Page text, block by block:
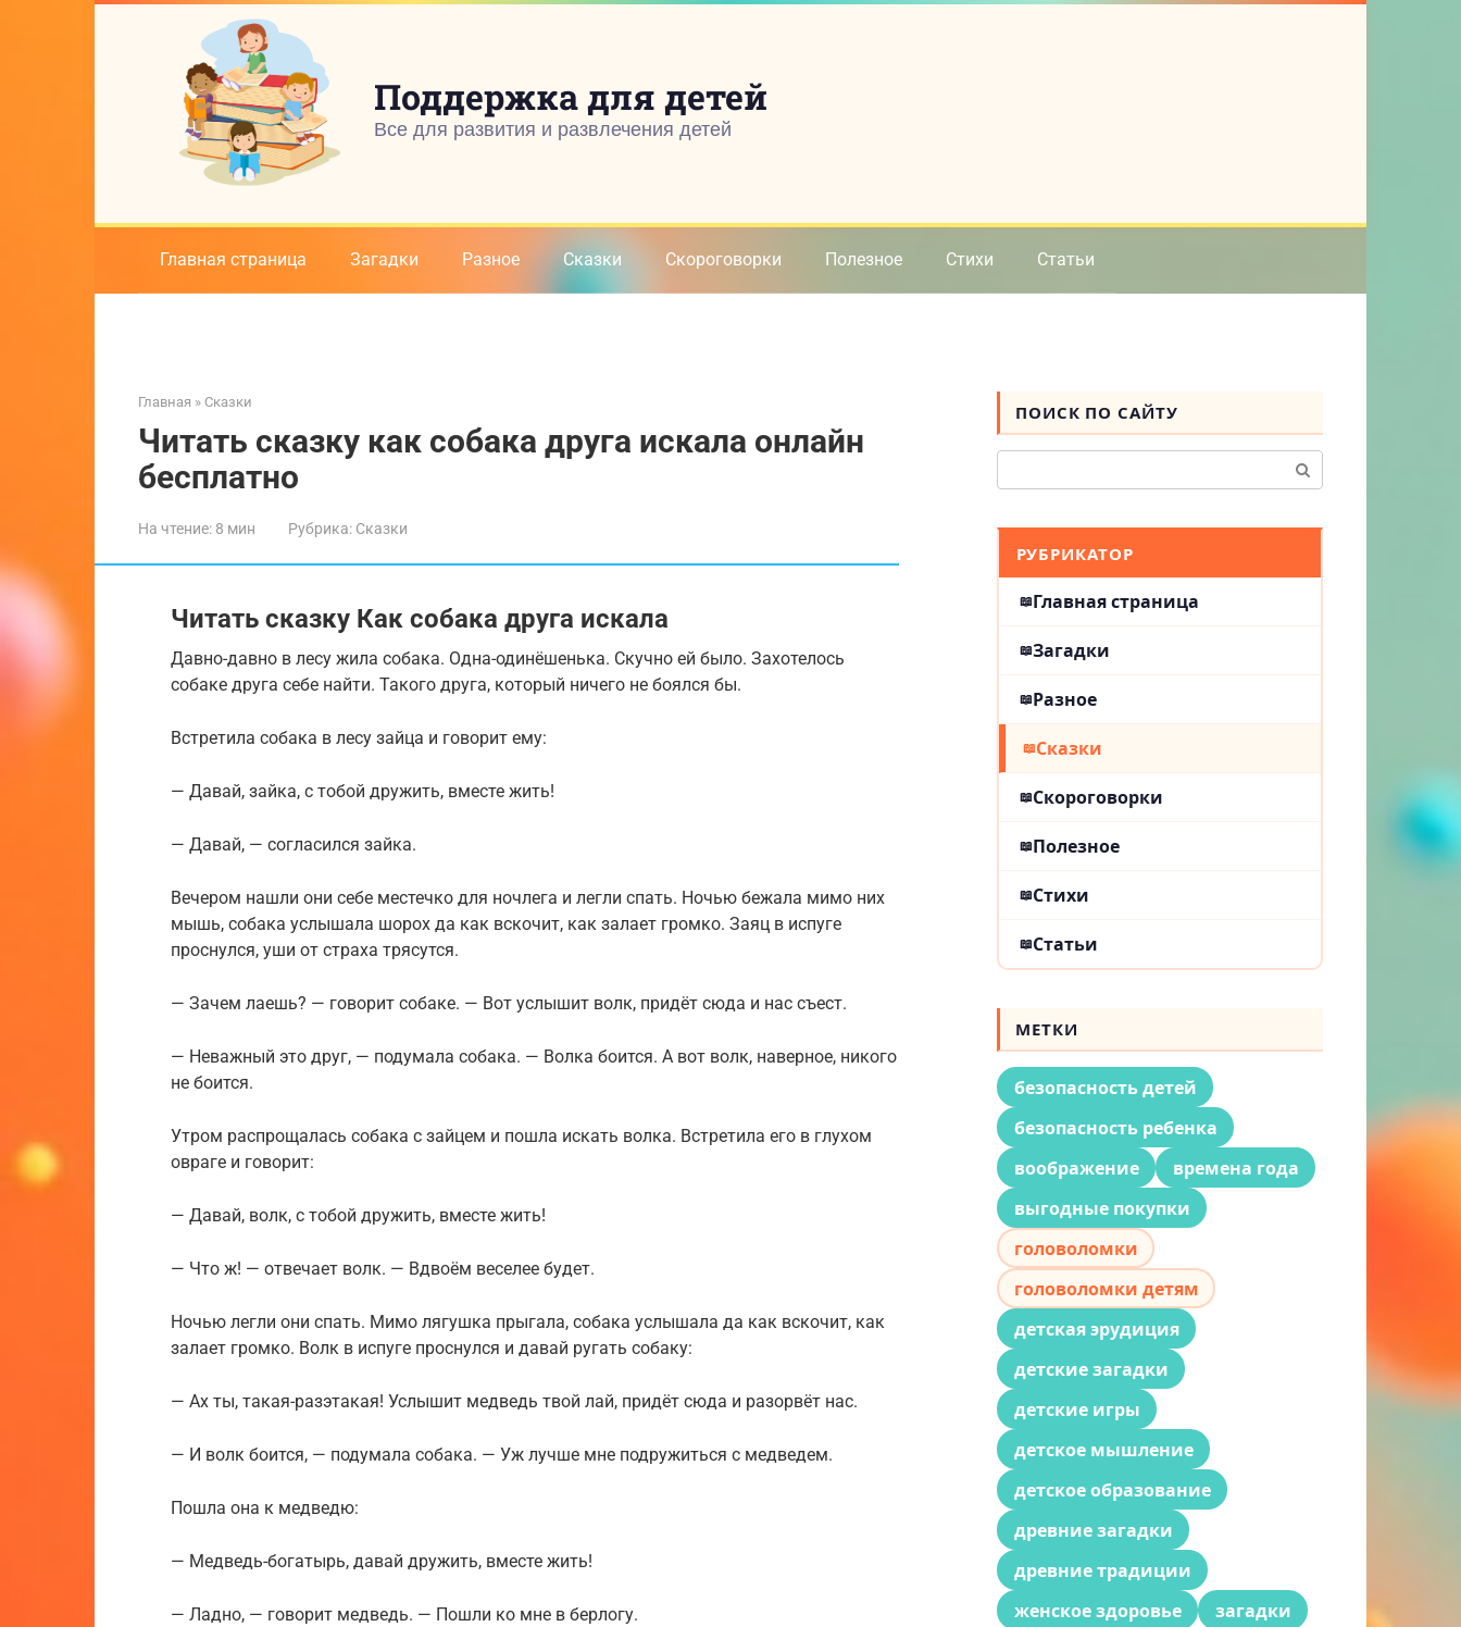
Поддержка для детей
Все для развития и развлечения детей
Главная страница Загадки Разное Сказки Скороговорки Полезное Стихи Статьи
Главная » Сказки
Читать сказку как собака друга искала онлайн
бесплатно
На чтение: 8 мин Рубрика: Сказки
Читать сказку Как собака друга искала
Давно-давно в лесу жила собака. Одна-одинёшенька. Скучно ей было. Захотелось
собаке друга себе найти. Такого друга, который ничего не боялся бы.
Встретила собака в лесу зайца и говорит ему:
— Давай, зайка, с тобой дружить, вместе жить!
— Давай, — согласился зайка.
Вечером нашли они себе местечко для ночлега и легли спать. Ночью бежала мимо них
мышь, собака услышала шорох да как вскочит, как залает громко. Заяц в испуге
проснулся, уши от страха трясутся.
— Зачем лаешь? — говорит собаке. — Вот услышит волк, придёт сюда и нас съест.
— Неважный это друг, — подумала собака. — Волка боится. А вот волк, наверное, никого
не боится.
Утром распрощалась собака с зайцем и пошла искать волка. Встретила его в глухом
овраге и говорит:
— Давай, волк, с тобой дружить, вместе жить!
— Что ж! — отвечает волк. — Вдвоём веселее будет.
Ночью легли они спать. Мимо лягушка прыгала, собака услышала да как вскочит, как
залает громко. Волк в испуге проснулся и давай ругать собаку:
— Ах ты, такая-разэтакая! Услышит медведь твой лай, придёт сюда и разорвёт нас.
— И волк боится, — подумала собака. — Уж лучше мне подружиться с медведем.
Пошла она к медведю:
— Медведь-богатырь, давай дружить, вместе жить!
— Ладно, — говорит медведь. — Пошли ко мне в берлогу.
ПОИСК ПО САЙТУ
РУБРИКАТОР
Главная страница
Загадки
Разное
Сказки
Скороговорки
Полезное
Стихи
Статьи
МЕТКИ
безопасность детей
безопасность ребенка
воображение
времена года
выгодные покупки
головоломки
головоломки детям
детская эрудиция
детские загадки
детские игры
детское мышление
детское образование
древние загадки
древние традиции
женское здоровье
загадки